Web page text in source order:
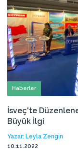
Haberler
İsveç'te
Büyük İlgi
Yazar: Leyla Zengin
10.11.2022